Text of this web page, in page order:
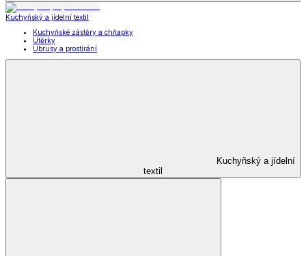
Kuchyňský a jídelní textil
Kuchyňské zástěry a chňapky
Utěrky
Ubrusy a prostírání
Kuchyňský a jídelní
textil